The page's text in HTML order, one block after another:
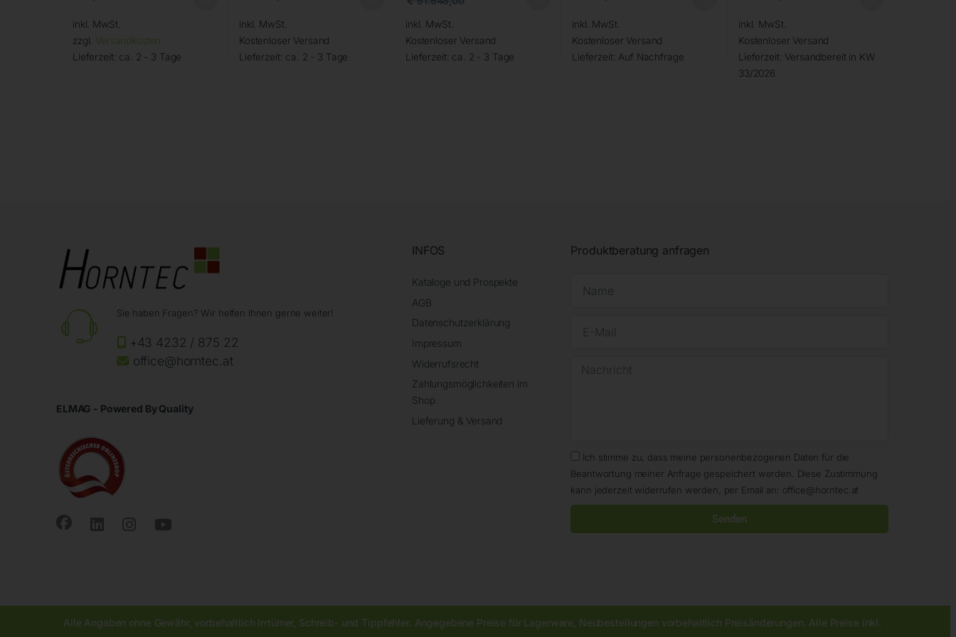
inkl. MwSt.
zzgl. Versandkosten
Lieferzeit: ca. 2 - 3 Tage
inkl. MwSt.
Kostenloser Versand
Lieferzeit: ca. 2 - 3 Tage
inkl. MwSt.
Kostenloser Versand
Lieferzeit: ca. 2 - 3 Tage
inkl. MwSt.
Kostenloser Versand
Lieferzeit: Auf Nachfrage
inkl. MwSt.
Kostenloser Versand
Lieferzeit: Versandbereit in KW
33/2026
Sie haben Fragen? Wir helfen Ihnen gerne weiter!
+43 4232 / 875 22
office@horntec.at
ELMAG - Powered By Quality
INFOS
Kataloge und Prospekte
AGB
Datenschutzerklärung
Impressum
Widerrufsrecht
Zahlungsmöglichkeiten im
Shop
Lieferung & Versand
Produktberatung anfragen
Ich stimme zu, dass meine personenbezogenen Daten für die
Beantwortung meiner Anfrage gespeichert werden. Diese Zustimmung
kann jederzeit widerrufen werden, per Email an: office@horntec.at
Senden
Alle Angaben ohne Gewähr, vorbehaltlich Irrtümer, Schreib- und Tippfehler. Angegebene Preise für Lagerware, Neubestellungen vorbehaltlich Preisänderungen. Alle Preise inkl.